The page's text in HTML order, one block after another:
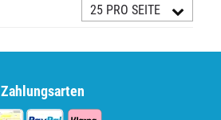
25 PRO SEITE
Zahlungsarten